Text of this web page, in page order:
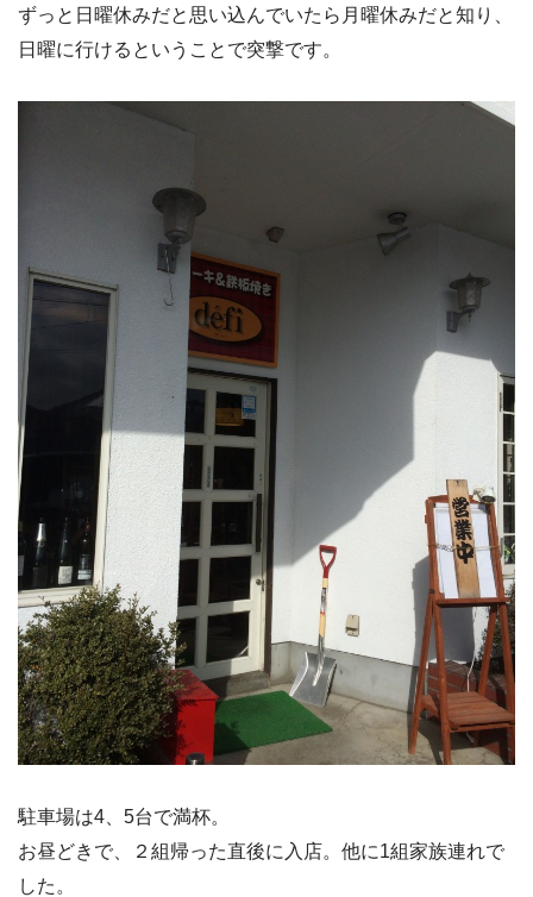
ずっと日曜休みだと思い込んでいたら月曜休みだと知り、
日曜に行けるということで突撃です。
駐車場は4、5台で満杯。
お昼どきで、２組帰った直後に入店。他に1組家族連れで
した。